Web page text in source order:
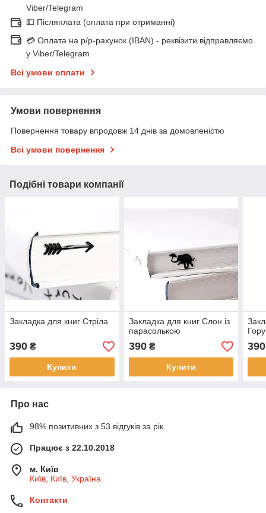
Viber/Telegram
💵 Післяплата (оплата при отриманні)
💳 Оплата на р/р-рахунок (IBAN) - реквізити відправляємо
у Viber/Telegram
Всі умови оплати
Умови повернення
Повернення товару впродовж 14 днів за домовленістю
Всі умови повернення
Подібні товари компанії
Закладка для книг Стріла
390 ₴
Купити
Закладка для книг Слон із
парасолькою
390₴
Купити
Гору
390
Про нас
98% позитивних з 53 відгуків за рік
Працює з 22.10.2018
м. Київ
Київ, Київ, Україна
Контакти